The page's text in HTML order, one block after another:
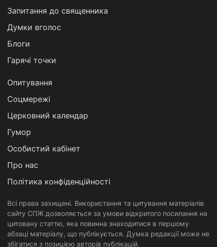
Запитання до священника
Думки вголос
Блоги
Гарячі точки
Опитування
Соцмережі
Церковний календар
Гумор
Особистий кабінет
Про нас
Політика конфіденційності
Всі права захищені. Використання та цитування матеріалів
сайту СПЖ дозволяється за умови відкритого посилання на
цитовану статтю, яка повинна знаходитися в першому
абзаці матеріалу, що публікується. Думка редакції може не
збігатися з позицією авторів публікацій.